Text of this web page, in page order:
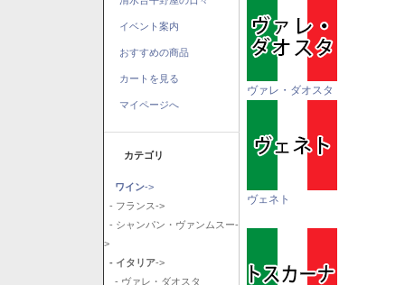
イベント案内
おすすめの商品
カートを見る
マイページへ
カテゴリ
ワイン->
- フランス->
- シャンパン・ヴァンムスー-
>
- イタリア->
- ヴァレ・ダオスタ
ヴァレ・ダオスタ
ヴェネト